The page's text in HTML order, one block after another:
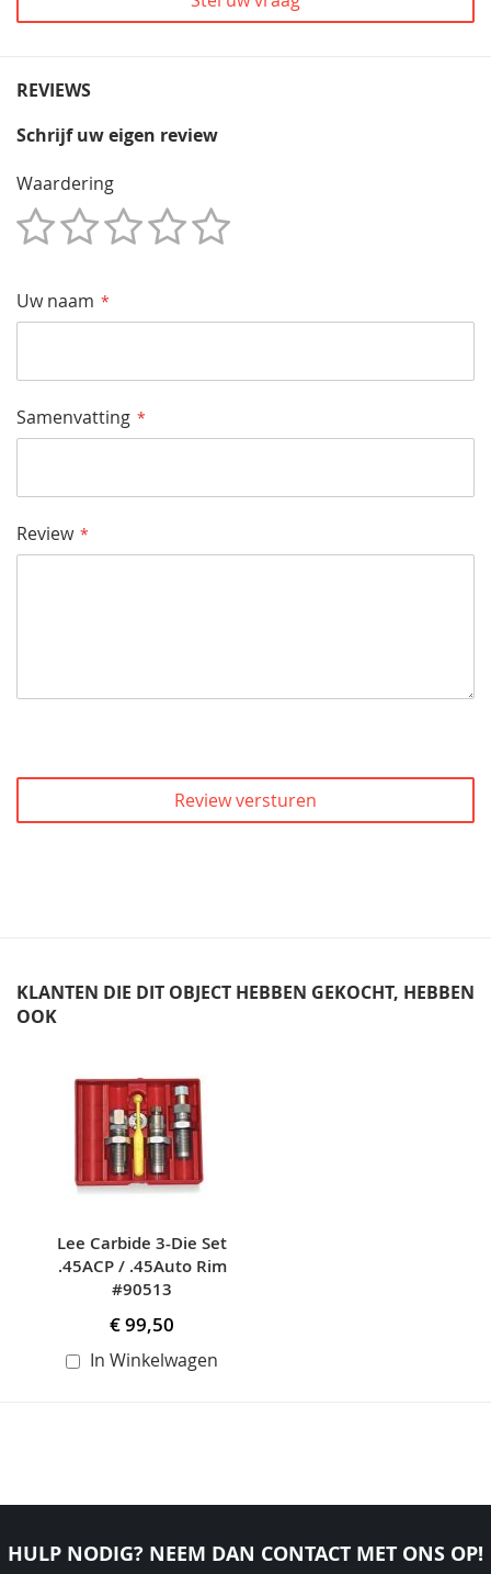
REVIEWS
Schrijf uw eigen review
Waardering
Uw naam
Samenvatting
Review
Review versturen
KLANTEN DIE DIT OBJECT HEBBEN GEKOCHT, HEBBEN
OOK
carousel
Lee Carbide 3-Die Set
.45ACP / .45Auto Rim
#90513
€ 99,50
In Winkelwagen
HULP NODIG? NEEM DAN CONTACT MET ONS OP!